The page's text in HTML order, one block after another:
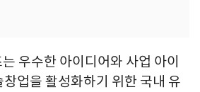
우수한 아이디어와 사업 아이
업을 활성화하기 위한 국내 유